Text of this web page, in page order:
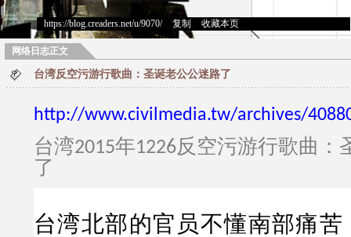
https://blog.creaders.net/u/9070/> 复制 收藏本页
网络日志正文
台湾反空污游行歌曲：圣诞老公公迷路了
http://www.civilmedia.tw/archives/
台湾2015年1226反空污游行歌曲：
了
台湾北部的官员不懂南部痛苦